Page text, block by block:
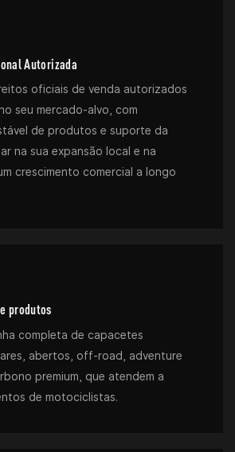
Autorizada
oficiais de venda autorizados
seu mercado-alvo, com
de produtos e suporte da
na sua expansão local e na
crescimento comercial a longo
produtos
completa de capacetes
abertos, off-road, adventure
premium, que atendem a
de motociclistas.